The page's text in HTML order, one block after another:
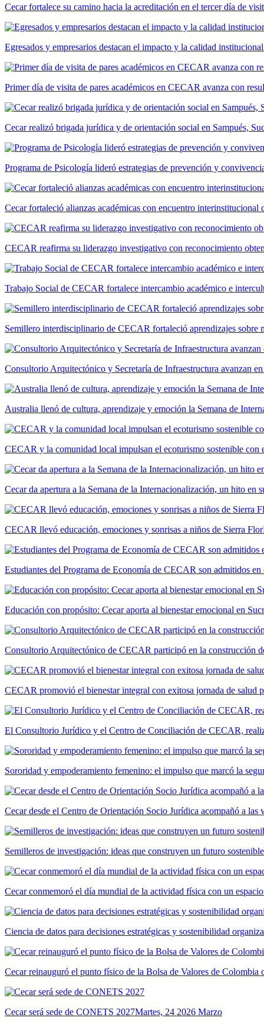
Cecar fortalece su camino hacia la acreditación en el tercer día de
Egresados y empresarios destacan el impacto y la calidad
Primer día de visita de pares académicos en CECAR avanza con
Cecar realizó brigada jurídica y de orientación social en Sampués,
Programa de Psicología lideró estrategias de prevención y
Cecar fortaleció alianzas académicas con encuentro interinstitucional
CECAR reafirma su liderazgo investigativo con reconocimiento
Trabajo Social de CECAR fortalece intercambio académico e
Semillero interdisciplinario de CECAR fortaleció aprendizajes sobre
Consultorio Arquitectónico y Secretaría de Infraestructura avanzan
Australia llenó de cultura, aprendizaje y emoción la Semana de
CECAR y la comunidad local impulsan el ecoturismo sostenible
Cecar da apertura a la Semana de la Internacionalización, un hito en
CECAR llevó educación, emociones y sonrisas a niños de Sierra Flor
Estudiantes del Programa de Economía de CECAR son admitidos
Educación con propósito: Cecar aporta al bienestar emocional en
Consultorio Arquitectónico de CECAR participó en la construcción
CECAR promovió el bienestar integral con exitosa jornada de salud
El Consultorio Jurídico y el Centro de Conciliación de CECAR,
Sororidad y empoderamiento femenino: el impulso que marcó la
Cecar desde el Centro de Orientación Socio Jurídica acompañó a
Semilleros de investigación: ideas que construyen un futuro
Cecar conmemoró el día mundial de la actividad física con un
Ciencia de datos para decisiones estratégicas y sostenibilidad
Cecar reinauguró el punto físico de la Bolsa de Valores de Colombia
Cecar será sede de CONETS 2027Martes, 24 2026 Marzo